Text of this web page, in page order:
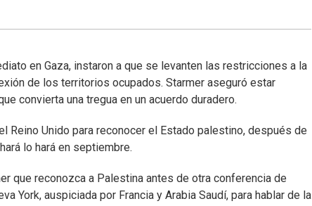
en Gaza, instaron a que se levanten las restricciones a la
de los territorios ocupados. Starmer aseguró estar
convierta una tregua en un acuerdo duradero.
Reino Unido para reconocer el Estado palestino, después de
lo hará en septiembre.
que reconozca a Palestina antes de otra conferencia de
York, auspiciada por Francia y Arabia Saudí, para hablar de la